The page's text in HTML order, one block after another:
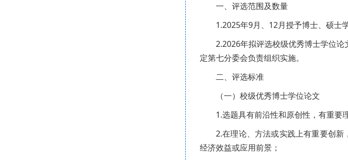
一、评选范围及数量
1.2025年9月、12月授予博士、硕士
2.2026年拟评选校级优秀博士学位
定第七分委会负责组织实施。
二、评选标准
（一）校级优秀博士学位论文
1.选题具有前沿性和原创性，有重要
2.在理论、方法或实践上有重要创新
经济效益或应用前景；